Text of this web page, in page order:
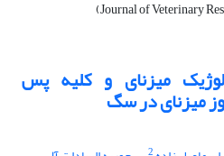
میزنای و کلیه پس
میزنای در سگ